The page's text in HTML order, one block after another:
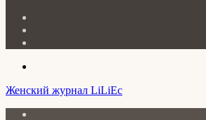
Женский журнал LiLiEc